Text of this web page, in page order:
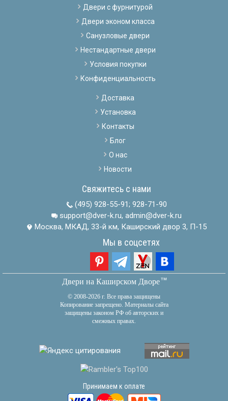
Двери с фурнитурой
Двери эконом класса
Санузловые двери
Нестандартные двери
Условия покупки
Конфиденциальность
Доставка
Установка
Контакты
Блог
О нас
Новости
Свяжитесь с нами
(495) 928-55-91; 928-71-90
support@dver-k.ru, admin@dver-k.ru
Москва, МКАД, 33-й км, Каширский двор 3, П-15
Мы в соцсетях
Двери на Каширском Дворетм
© 2008-2026 г. Все права защищены
Копирование запрещено. Материалы сайта
защищены законом РФ об авторских и
смежных правах.
Принимаем к оплате